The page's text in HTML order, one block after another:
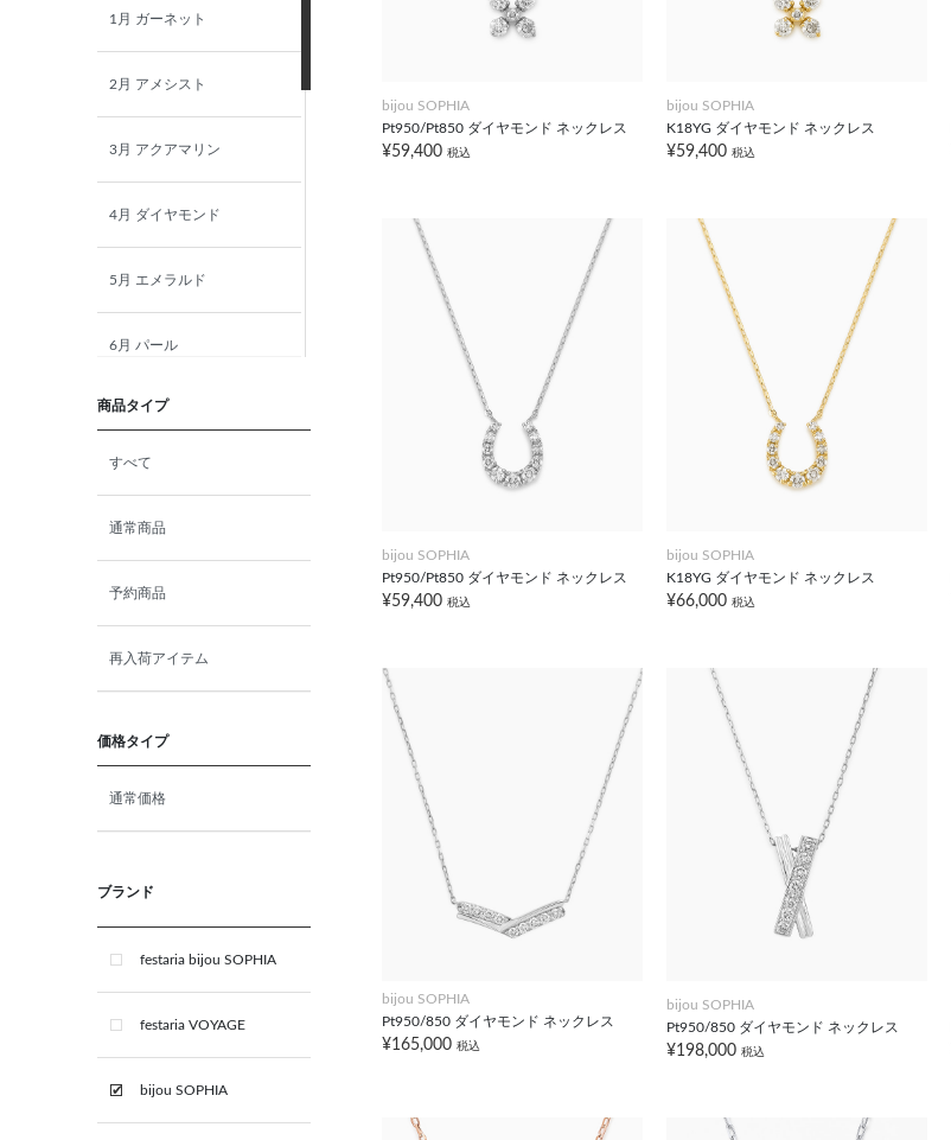
1月 ガーネット
2月 アメシスト
3月 アクアマリン
4月 ダイヤモンド
5月 エメラルド
6月 パール
7月 ルビー
11月 ブルートパーズ
12月 タンザナイト
商品タイプ
すべて
通常商品
予約商品
再入荷アイテム
価格タイプ
通常価格
ブランド
festaria bijou SOPHIA
festaria VOYAGE
bijou SOPHIA
bijou SOPHIA
Pt950/Pt850 ダイヤモンド ネックレス
¥59,400 税込
bijou SOPHIA
K18YG ダイヤモンド ネックレス
¥59,400 税込
bijou SOPHIA
Pt950/Pt850 ダイヤモンド ネックレス
¥59,400 税込
bijou SOPHIA
K18YG ダイヤモンド ネックレス
¥66,000 税込
bijou SOPHIA
Pt950/850 ダイヤモンド ネックレス
¥165,000 税込
bijou SOPHIA
Pt950/850 ダイヤモンド ネックレス
¥198,000 税込